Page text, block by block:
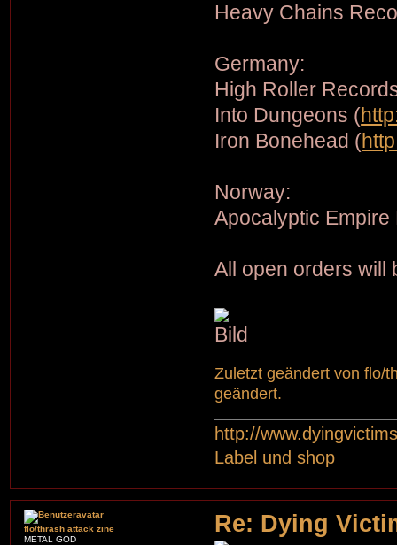
Heavy Chains
Germany:
High Roller
Into Dungeons (
Iron Bonehead (
Norway:
Apocalyptic Empire
All open orders will
Zuletzt geändert vonflo/
geändert.
http://
Label und shop
Re: Dying
flo/thrash attack zine
METAL GOD